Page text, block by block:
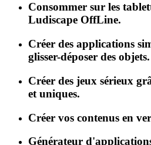
Consommer sur les
Ludiscape OffLine.
Créer des applications
glisser-déposer des objets.
Créer des jeux sérieux
et uniques.
Créer vos contenus en
Générateur